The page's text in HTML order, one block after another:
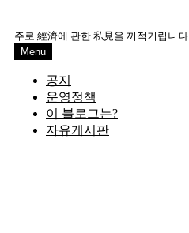
content
주로 經濟에 관한 私見을 끼적거립니다
Menu
공지
운영정책
이 블로그는?
자유게시판